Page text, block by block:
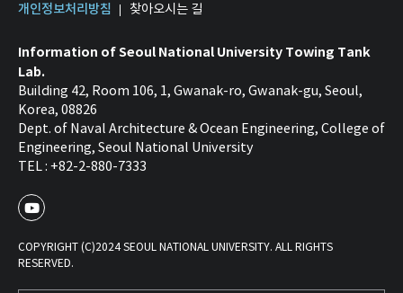
개인정보처리방침 찾아오시는 길
Information of Seoul National University Towing Tank
Lab.
Building 42, Room 106, 1, Gwanak-ro, Gwanak-gu, Seoul,
Korea, 08826
Dept. of Naval Architecture & Ocean Engineering, College of
Engineering, Seoul National University
TEL : +82-2-880-7333
COPYRIGHT (C)2024 SEOUL NATIONAL UNIVERSITY. ALL RIGHTS
RESERVED.